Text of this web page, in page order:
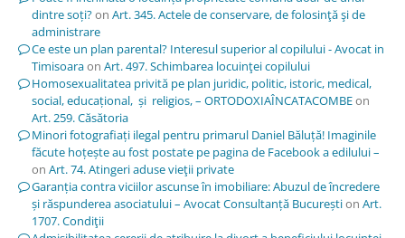
dintre soți?on Art. 345. Actele de conservare, de folosinţă şi de
administrare
Ce este un plan parental? Interesul superior al copilului - Avocat in
Timisoaraon Art. 497. Schimbarea locuinţei copilului
Homosexualitatea privită pe plan juridic, politic, istoric, medical,
social, educațional, și religios, – ORTODOXIAÎNCATACOMBEon
Art. 259. Căsătoria
Minori fotografiați ilegal pentru primarul Daniel Băluță! Imaginile
făcute hoțește au fost postate pe pagina de Facebook a edilului –
on Art. 74. Atingeri aduse vieţii private
Garanția contra viciilor ascunse în imobiliare: Abuzul de încredere
și răspunderea asociatului – Avocat Consultanță Bucureștion Art.
1707. Condiţii